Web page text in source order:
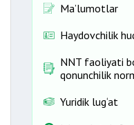
Ma’lumotlar
Haydovchilik
NNT faoliyati
qonunchilik
Yuridik lug‘at